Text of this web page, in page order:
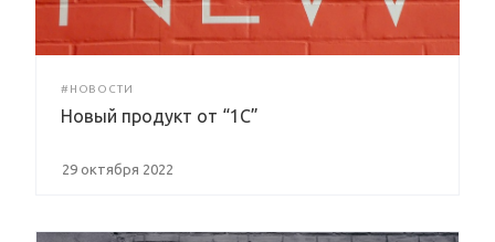
#НОВОСТИ
Новый продукт от “1С”
29 октября 2022